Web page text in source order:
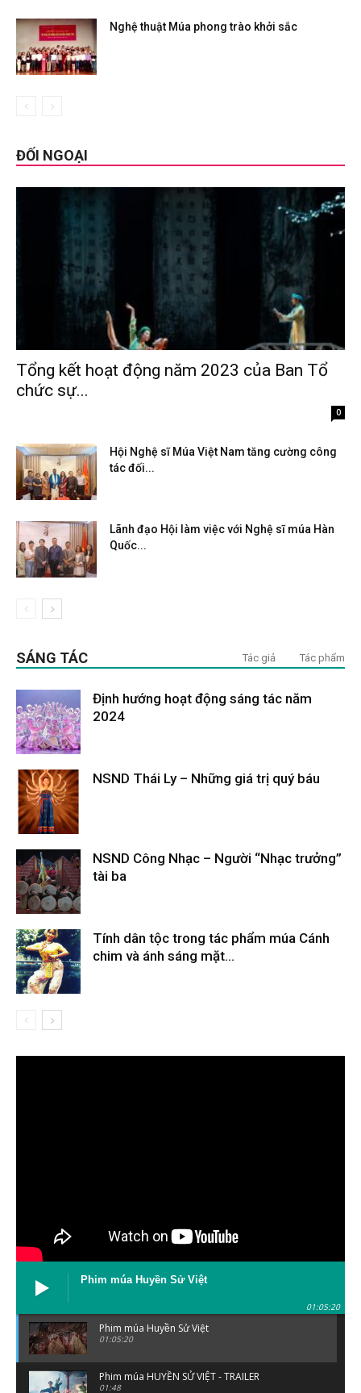
Nghệ thuật Múa phong trào khởi sắc
ĐỐI NGOẠI
Tổng kết hoạt động năm 2023 của Ban Tổ
chức sự...
0
Hội Nghệ sĩ Múa Việt Nam tăng cường công
tác đối...
Lãnh đạo Hội làm việc với Nghệ sĩ múa Hàn
Quốc...
SÁNG TÁC Tác giả Tác phẩm
Định hướng hoạt động sáng tác năm
2024
NSND Thái Ly – Những giá trị quý báu
NSND Công Nhạc – Người “Nhạc trưởng”
tài ba
Tính dân tộc trong tác phẩm múa Cánh
chim và ánh sáng mặt...
Phim múa Huyền Sử Việt
01:05:20
Phim múa Huyền Sử Việt
01:05:20
Phim múa HUYỀN SỬ VIỆT - TRAILER
01:48